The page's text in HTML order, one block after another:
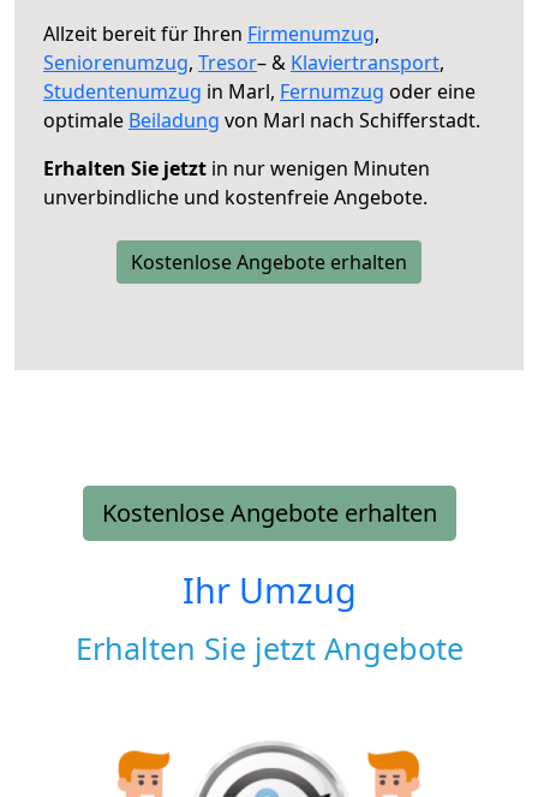
Allzeit bereit für Ihren Firmenumzug,
Seniorenumzug, Tresor– & Klaviertransport,
Studentenumzug in Marl, Fernumzug oder eine
optimale Beiladung von Marl nach Schifferstadt.
Erhalten Sie jetzt in nur wenigen Minuten
unverbindliche und kostenfreie Angebote.
Kostenlose Angebote erhalten
Kostenlose Angebote erhalten
Ihr Umzug
Erhalten Sie jetzt Angebote